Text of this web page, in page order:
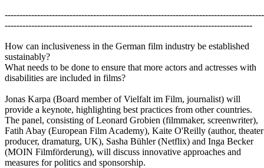
----------------------------------------------------------------------------------------
------------------------------------------------------------------------------------
How can inclusiveness in the German film industry be established
sustainably?
What needs to be done to ensure that more actors and actresses with
disabilities are included in films?
Jonas Karpa (Board member of Vielfalt im Film, journalist) will
provide a keynote, highlighting best practices from other countries.
The panel, consisting of Leonard Grobien (filmmaker, screenwriter),
Fatih Abay (European Film Academy), Kaite O'Reilly (author, theater
producer, dramaturg, UK), Sasha Bühler (Netflix) and Inga Becker
(MOIN Filmförderung), will discuss innovative approaches and
measures for politics and sponsorship.